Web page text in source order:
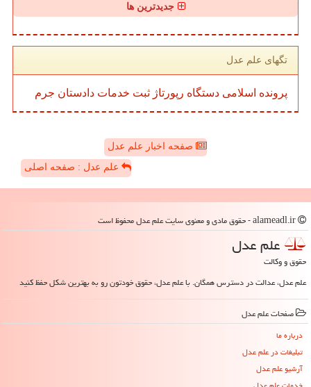
جدیدترین ها
تگهای علم عدل
پرونده اسلامی دستگاه رپورتاژ ثبت خدمات دادستان جرم
صفحه اخبار علم عدل
علم عدل : صفحه اصلی
علم عدل
حقوق و وکالت
علم عدل، عدالت در دسترس همگان. با علم عدل، حقوق خودتون رو به بهترین شکل حفظ کنید
صفحات علم عدل
درباره ما
تبلیغات در علم عدل
آرشیو علم عدل